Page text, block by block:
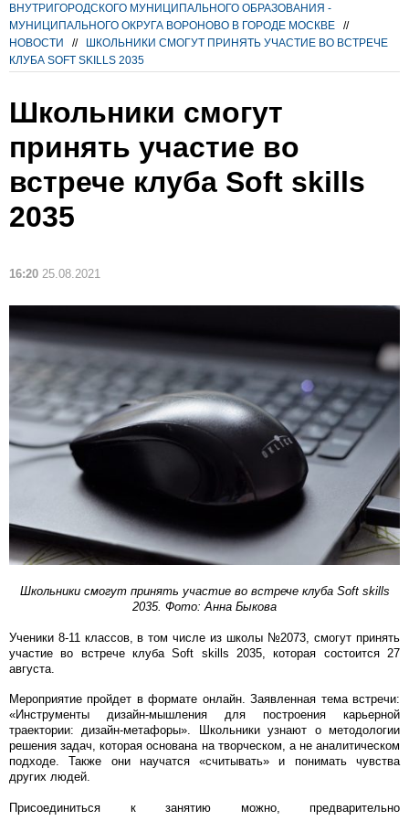
ВНУТРИГОРОДСКОГО МУНИЦИПАЛЬНОГО ОБРАЗОВАНИЯ -
МУНИЦИПАЛЬНОГО ОКРУГА ВОРОНОВО В ГОРОДЕ МОСКВЕ
//
НОВОСТИ
//
ШКОЛЬНИКИ СМОГУТ ПРИНЯТЬ УЧАСТИЕ ВО ВСТРЕЧЕ
КЛУБА SOFT SKILLS 2035
Школьники смогут
принять участие во
встрече клуба Soft skills
2035
16:20 25.08.2021
Школьники смогут принять участие во встрече клуба Soft skills
2035. Фото: Анна Быкова
Ученики 8-11 классов, в том числе из школы №2073, смогут принять
участие во встрече клуба Soft skills 2035, которая состоится 27
августа.
Мероприятие пройдет в формате онлайн. Заявленная тема встречи:
«Инструменты дизайн-мышления для построения карьерной
траектории: дизайн-метафоры». Школьники узнают о методологии
решения задач, которая основана на творческом, а не аналитическом
подходе. Также они научатся «считывать» и понимать чувства
других людей.
Присоединиться к занятию можно, предварительно